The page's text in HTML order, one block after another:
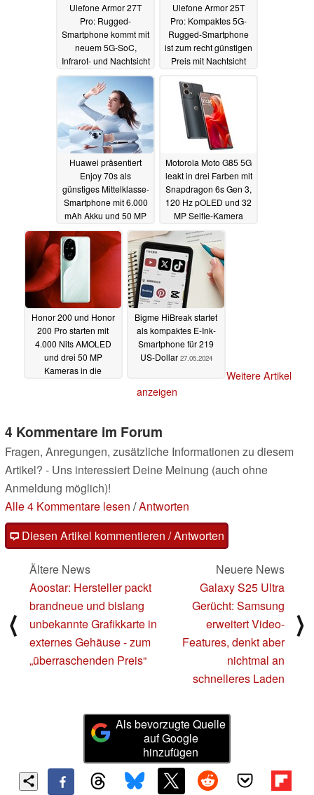
Ulefone Armor 27T
Pro: Rugged-
Smartphone kommt mit
neuem 5G-SoC,
Infrarot- und Nachtsicht
und speziellem
Erweiterungsport
23.06.2024
Ulefone Armor 25T
Pro: Kompaktes 5G-
Rugged-Smartphone
ist zum recht günstigen
Preis mit Nachtsicht
erhältlich
Huawei präsentiert
Enjoy 70s als
günstiges Mittelklasse-
Smartphone mit 6.000
mAh Akku und 50 MP
Kamera28.05.2024
Motorola Moto G85 5G
leakt in drei Farben mit
Snapdragon 6s Gen 3,
120 Hz pOLED und 32
MP Selfie-Kamera
28.05.2024
Honor 200 und Honor
200 Pro starten mit
4.000 Nits AMOLED
und drei 50 MP
Kameras in die
Bigme HiBreak startet
als kompaktes E-Ink-
Smartphone für 219
US-Dollar 27.05.2024
Weitere Artikel
anzeigen
4 Kommentare im Forum
Fragen, Anregungen, zusätzliche Informationen zu diesem
Artikel? - Uns interessiert Deine Meinung (auch ohne
Anmeldung möglich)!
Alle 4 Kommentare lesen /Antworten
Diesen Artikel kommentieren / Antworten
⟨
Ältere News
Aoostar: Hersteller packt
brandneue und bislang
unbekannte Grafikkarte in
externes Gehäuse - zum
„überraschenden Preis“
Neuere News
Galaxy S25 Ultra
Gerücht: Samsung
erweitert Video-
Features, denkt aber
nichtmal an
schnelleres Laden
⟩
Als bevorzugte Quelle
auf Google
hinzufügen